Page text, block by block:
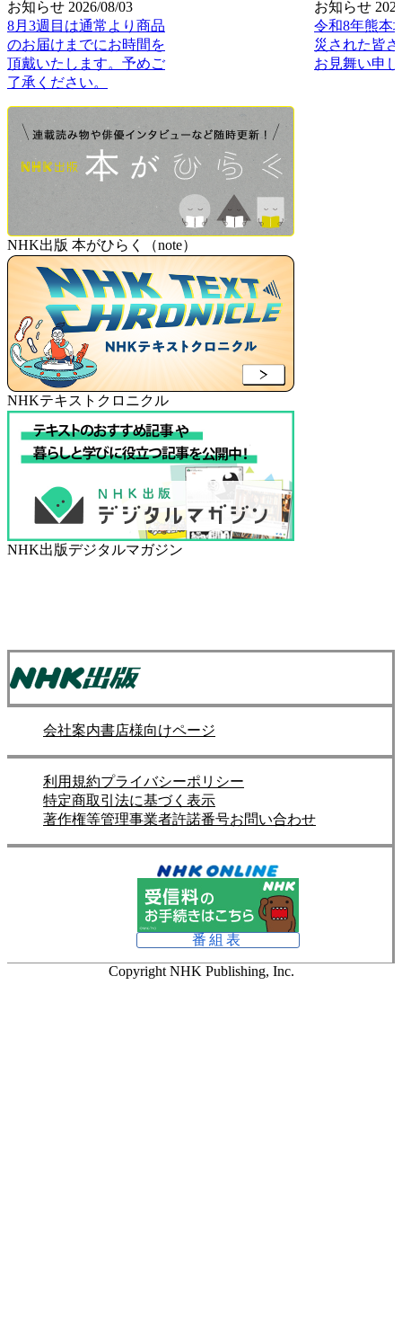
お知らせ 2026/08/03
8月3週目は通常より商品
のお届けまでにお時間を
頂戴いたします。予めご
了承ください。
お知らせ
令和8年熊本
災された皆
お見舞い申
NHK出版 本がひらく（note）
NHKテキストクロニクル
NHK出版デジタルマガジン
会社案内書店様向けページ
利用規約プライバシーポリシー
特定商取引法に基づく表示
著作権等管理事業者許諾番号お問い合わせ
番組表
Copyright NHK Publishing, Inc.